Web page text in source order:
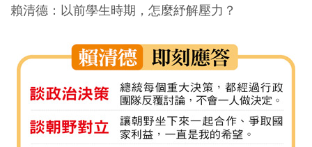
賴清德：以前學生時期，怎麼紓解壓力？